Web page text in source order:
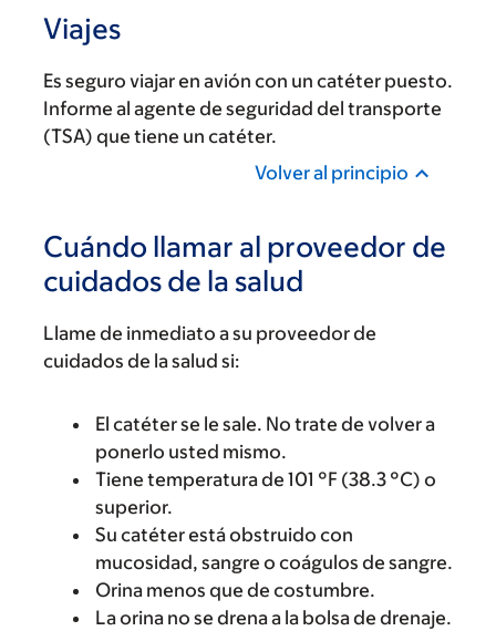
Viajes
Es seguro viajar en avión con un catéter puesto.
Informe al agente de seguridad del transporte
(TSA) que tiene un catéter.
Volver al principio
Cuándo llamar al proveedor de
cuidados de la salud
Llame de inmediato a su proveedor de
cuidados de la salud si:
El catéter se le sale. No trate de volver a
ponerlo usted mismo.
Tiene temperatura de 101 °F (38.3 °C) o
superior.
Su catéter está obstruido con
mucosidad, sangre o coágulos de sangre.
Orina menos que de costumbre.
La orina no se drena a la bolsa de drenaje.